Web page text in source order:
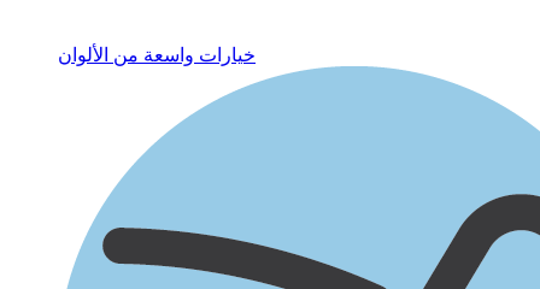
خيارات واسعة من الألوان